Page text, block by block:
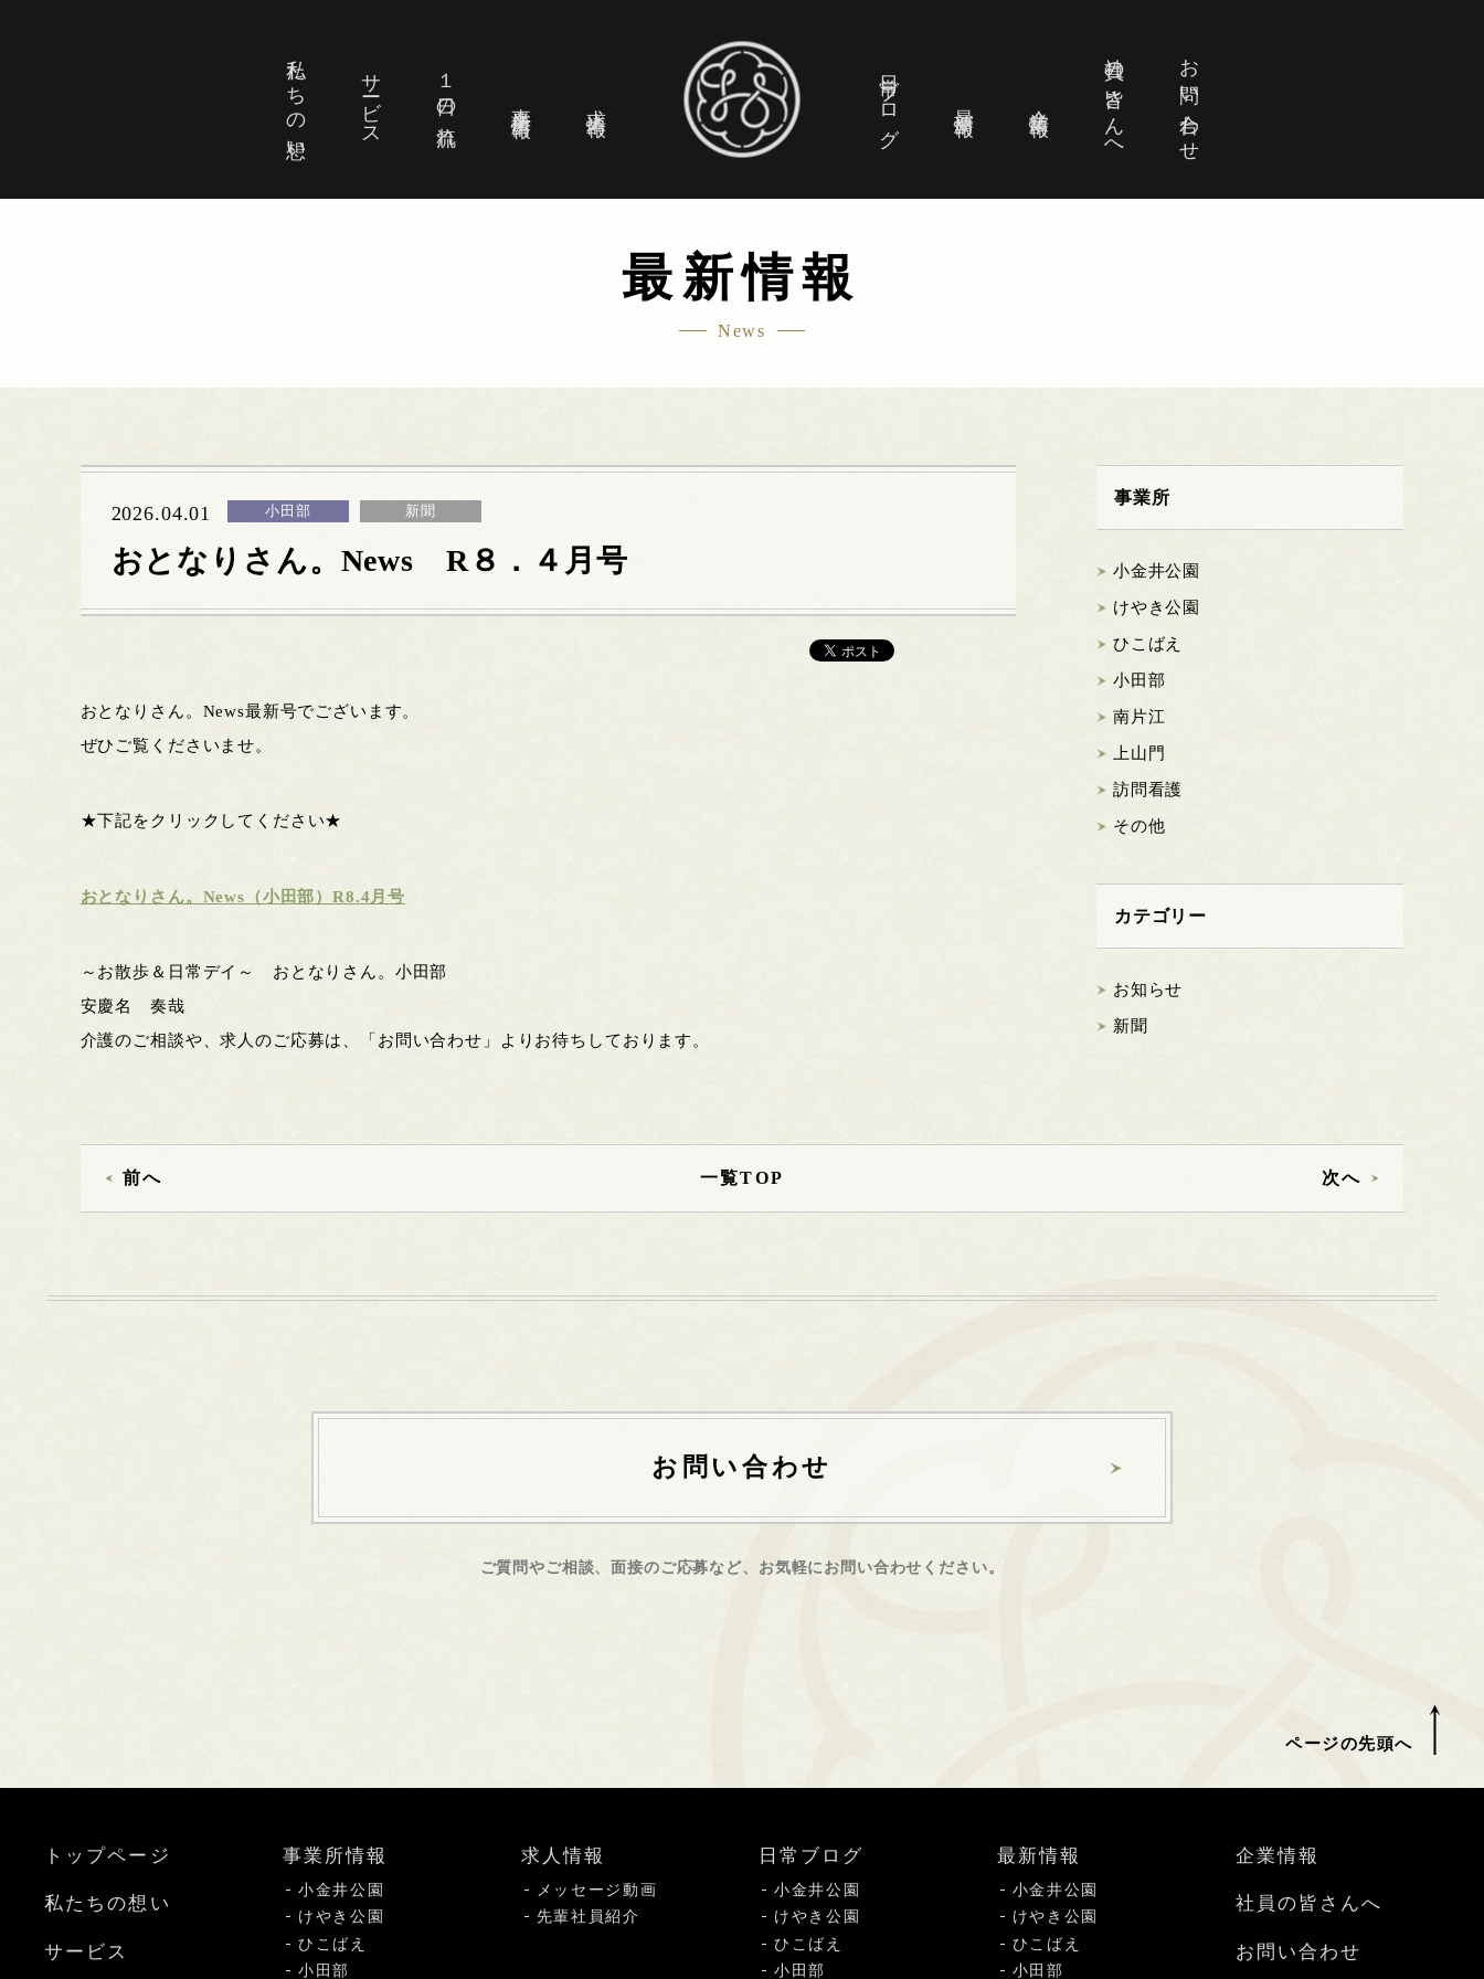
私たちの想い サービス １日の流れ 日常ブログ 社員の皆さんへ お問い合わせ
最新情報
News
2026.04.01 小田部 新聞
おとなりさん。News R８．４月号
おとなりさん。News最新号でございます。
ぜひご覧くださいませ。
★下記をクリックしてください★
おとなりさん。News（小田部）R8.4月号
～お散歩＆日常デイ～ おとなりさん。小田部
安慶名 奏哉
介護のご相談や、求人のご応募は、「お問い合わせ」よりお待ちしております。
事業所
小金井公園
けやき公園
ひこばえ
小田部
南片江
上山門
訪問看護
その他
カテゴリー
お知らせ
新聞
前へ 一覧TOP 次へ
お問い合わせ
ご質問やご相談、面接のご応募など、 お気軽にお問い合わせください。
ページの先頭へ
トップページ
私たちの想い
サービス
事業所情報
小金井公園
けやき公園
ひこばえ
小田部
求人情報
メッセージ動画
先輩社員紹介
日常ブログ
小金井公園
けやき公園
ひこばえ
小田部
最新情報
小金井公園
けやき公園
ひこばえ
小田部
企業情報
社員の皆さんへ
お問い合わせ